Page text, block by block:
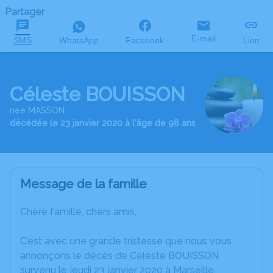
Partager
SMS WhatsApp Facebook E-mail Lien
Céleste BOUISSON
née MASSON
décédée le 23 janvier 2020 à l'âge de 98 ans
Message de la famille
Chère famille, chers amis,
C’est avec une grande tristesse que nous vous
annonçons le décès de Céleste BOUISSON
survenu le jeudi 23 janvier 2020 à Marseille.